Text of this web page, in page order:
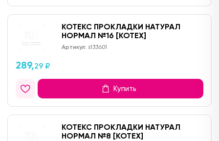
КОТЕКС ПРОКЛАДКИ НАТУРАЛ
НОРМАЛ №16 [KOTEX]
Артикул: s133601
289,29 ₽
Купить
КОТЕКС ПРОКЛАДКИ НАТУРАЛ
НОРМАЛ №8 [KOTEX]